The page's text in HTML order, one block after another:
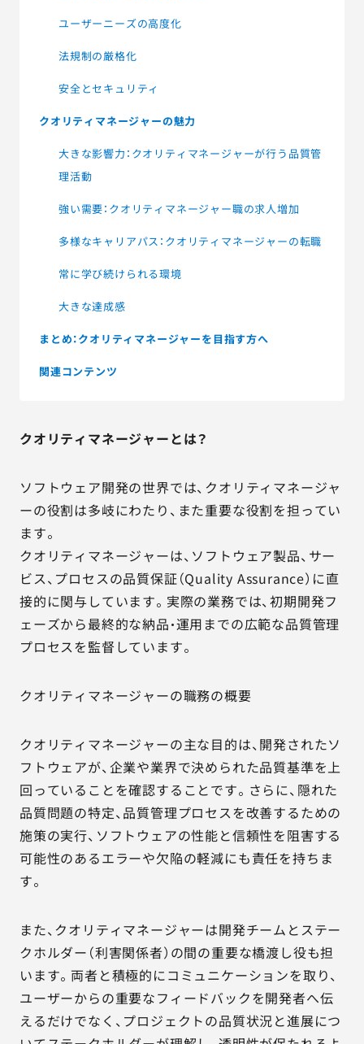
ユーザーニーズの高度化
法規制の厳格化
安全とセキュリティ
クオリティマネージャーの魅力
大きな影響力：クオリティマネージャーが行う品質管
理活動
強い需要：クオリティマネージャー職の求人増加
多様なキャリアパス：クオリティマネージャーの転職
常に学び続けられる環境
大きな達成感
まとめ：クオリティマネージャーを目指す方へ
関連コンテンツ
クオリティマネージャーとは？
ソフトウェア開発の世界では、クオリティマネージャ
ーの役割は多岐にわたり、また重要な役割を担ってい
ます。
クオリティマネージャーは、ソフトウェア製品、サー
ビス、プロセスの品質保証（Quality Assurance）に直
接的に関与しています。実際の業務では、初期開発フ
ェーズから最終的な納品・運用までの広範な品質管理
プロセスを監督しています。
クオリティマネージャーの職務の概要
クオリティマネージャーの主な目的は、開発されたソ
フトウェアが、企業や業界で決められた品質基準を上
回っていることを確認することです。さらに、隠れた
品質問題の特定、品質管理プロセスを改善するための
施策の実行、ソフトウェアの性能と信頼性を阻害する
可能性のあるエラーや欠陥の軽減にも責任を持ちま
す。
また、クオリティマネージャーは開発チームとステー
クホルダー（利害関係者）の間の重要な橋渡し役も担
います。両者と積極的にコミュニケーションを取り、
ユーザーからの重要なフィードバックを開発者へ伝
えるだけでなく、プロジェクトの品質状況と進展につ